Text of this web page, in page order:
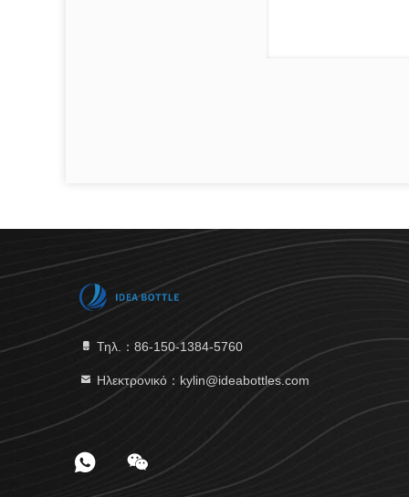
Τηλ.：86-150-1384-5760
Ηλεκτρονικό：kylin@ideabottles.com